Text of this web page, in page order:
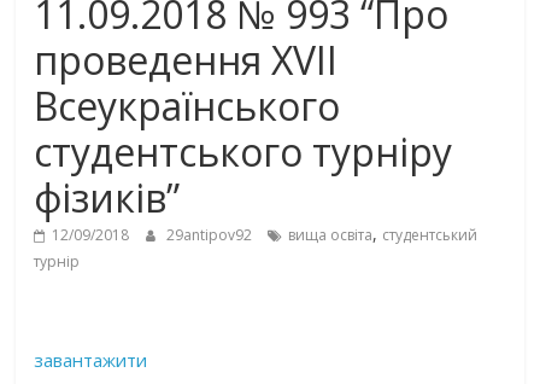
11.09.2018 № 993 “Про
проведення XVІІ
Всеукраїнського
студентського турніру
фізиків”
12/09/2018 29antipov92 вища освіта, студентський
турнір
завантажити